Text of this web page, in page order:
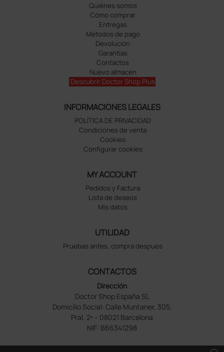
Quiénes somos
Cómo comprar
Entregas
Métodos de pago
Devolución
Garantías
Contactos
Nuevo almacén
Descubrir Doctor Shop Plus
INFORMACIONES LEGALES
POLÍTICA DE PRIVACIDAD
Condiciones de venta
Cookies
Configurar cookies
MY ACCOUNT
Pedidos y Factura
Lista de deseos
Mis datos
UTILIDAD
Pruebas antes, compra despues
CONTACTOS
Dirección
Doctor Shop España SL
Domicilio Social: Calle Muntaner, 305,
Pral. 2ª – 08021 Barcelona
NIF: B66341298